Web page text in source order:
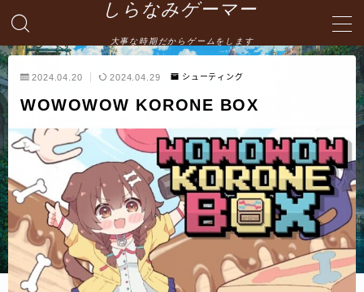
しらなみゲーマー
大事な時期だからゲームをします
MENU
HOME
お問い合わせ
プライバシーポリシー・免責事項
2024.04.20 2024.04.29 シューティング
WOWOWOW KORONE BOX